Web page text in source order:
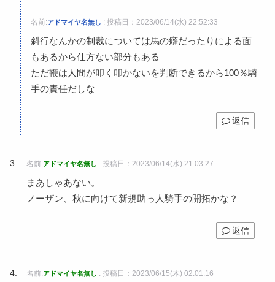
名前:アドマイヤ名無し : 投稿日：2023/06/14(水) 22:52:33
斜行なんかの制裁については馬の癖だったりによる面
もあるから仕方ない部分もある
ただ鞭は人間が叩く叩かないを判断できるから100％騎
手の責任だしな
返信
名前:アドマイヤ名無し : 投稿日：2023/06/14(水) 21:03:27
まあしゃあない。
ノーザン、秋に向けて新規助っ人騎手の開拓かな？
返信
名前:アドマイヤ名無し : 投稿日：2023/06/15(木) 02:01:16